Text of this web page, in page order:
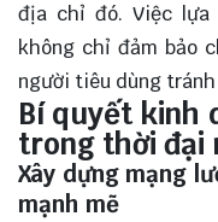
địa chỉ đó. Việc
không chỉ đảm bảo
người tiêu dùng
Bí quyết kinh
trong thời đại
Xây dựng mạng
mạnh mẽ